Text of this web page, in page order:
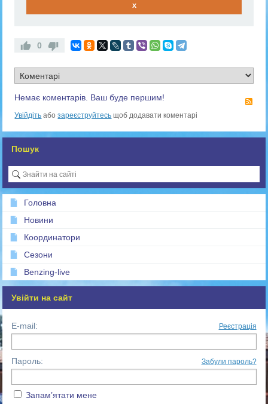
x
0
Немає коментарів. Ваш буде першим!
Увійдіть абозареєструйтесь щоб додавати коментарі
Пошук
Головна
Новини
Координатори
Сезони
Benzing-live
Увійти на сайт
E-mail: Реєстрація
Пароль: Забули пароль?
Запам’ятати мене